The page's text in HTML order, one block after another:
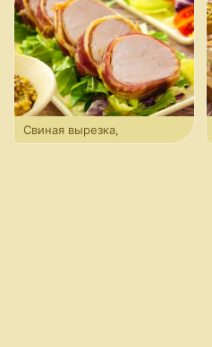
Свиная вырезка,